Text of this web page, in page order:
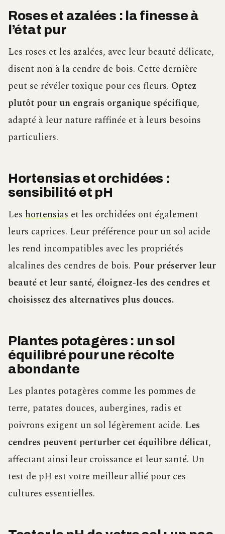
Roses et azalées : la finesse à
l’état pur
Les roses et les azalées, avec leur beauté délicate,
disent non à la cendre de bois. Cette dernière
peut se révéler toxique pour ces fleurs. Optez
plutôt pour un engrais organique spécifique,
adapté à leur nature raffinée et à leurs besoins
particuliers.
Hortensias et orchidées :
sensibilité et pH
Les hortensias et les orchidées ont également
leurs caprices. Leur préférence pour un sol acide
les rend incompatibles avec les propriétés
alcalines des cendres de bois. Pour préserver leur
beauté et leur santé, éloignez-les des cendres et
choisissez des alternatives plus douces.
Plantes potagères : un sol
équilibré pour une récolte
abondante
Les plantes potagères comme les pommes de
terre, patates douces, aubergines, radis et
poivrons exigent un sol légèrement acide. Les
cendres peuvent perturber cet équilibre délicat,
affectant ainsi leur croissance et leur santé. Un
test de pH est votre meilleur allié pour ces
cultures essentielles.